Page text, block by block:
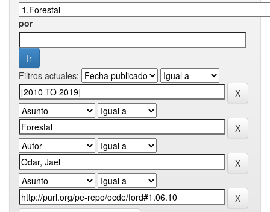
por
Filtros actuales: